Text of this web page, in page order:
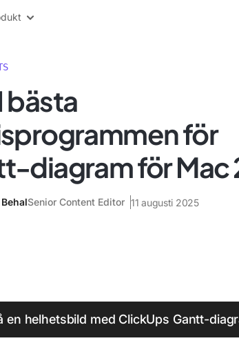
bästa
för
diagram för Mac
Senior Content Editor 11 augusti 2025
en helhetsbild med ClickUps Gantt-